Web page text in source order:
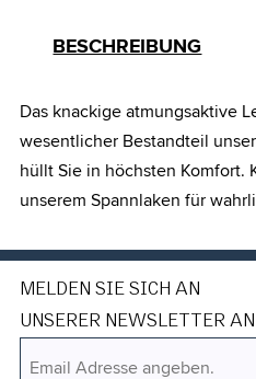
BESCHREIBUNG
Das knackige atmungsaktive
wesentlicher Bestandteil
hüllt Sie in höchsten Komfort.
unserem Spannlaken für
MELDEN SIE SICH AN
UNSERER NEWSLETTER AN